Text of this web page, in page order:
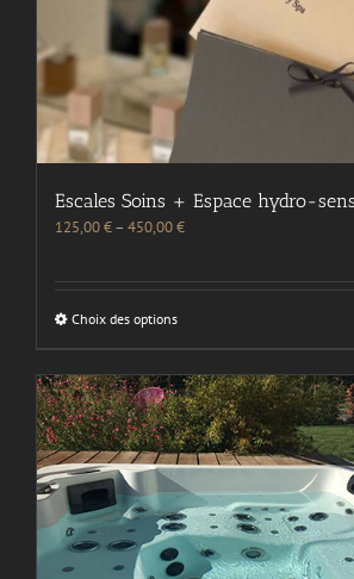
Escales Soins + Espace hydro-
125,00€– 450,00€
Choix des options